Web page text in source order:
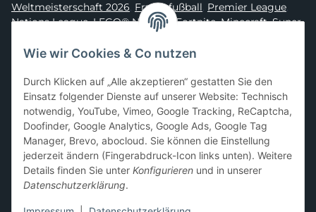
Weltmeisterschaft 2026, Frauenfußball, Premier League,
Nations League, LEGO® Ninjago Fortnite,Minecraft,Super
Asterix
Sammelkarten-Zubehör &
Schutzprodukte
Card Sleeves, Penny Sleeves, Premium Sleeves,Toploader
Magnetic Holder, Sammelalben / Binder / Pocket Pages
Deckboxen ,Playmats undAufbewahrungslösungen
Wie wir Cookies & Co nutzen
Durch Klicken auf „Alle akzeptieren“ gestatten Sie den
Einsatz folgender Dienste auf unserer Website: Technisch
notwendig, YouTube, Vimeo, Google Tracking, ReCaptcha,
Doofinder, Google Analytics, Google Ads, Google Tag
Manager, Brevo, abocloud. Sie können die Einstellung
jederzeit ändern (Fingerabdruck-Icon links unten). Weitere
Details finden Sie unter Konfigurieren und in unserer
Datenschutzerklärung.